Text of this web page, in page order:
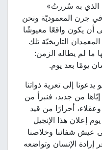
به سُررتُ»
في جرن المعموديّة ونحن
يكون واقعًا معيوشًا
التاريخيّة تلك
ما لم يطاله الزمن:
يومًا بعد يوم.
إلى تعرية ذواتنا
من جديد، فنبرأ من
أحرارًا من قيد
إعلان هذا الإنجيل
عيش شفائنا وخلاصنا
الإنسان وتواضعه